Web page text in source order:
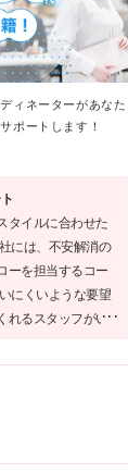
ィネーターがあなた
ポートします！
タイルに合わせた
には、不安解消の
ーを担当するコー
にくいような要望
れるスタッフがい